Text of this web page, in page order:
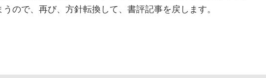
ので、再び、方針転換して、書評記事を戻します。